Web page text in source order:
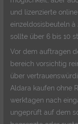
und lizenzierte
einzeldosisbeuteln
sollte über 6 bis 10
Vor dem auftragen
bereich vorsichtig
über
Aldara kaufen ohne
werktagen nach
ungeprüft auf dem